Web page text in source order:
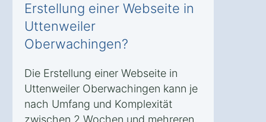
Erstellung einer Webseite in
Uttenweiler
Oberwachingen?
Die Erstellung einer Webseite in
Uttenweiler Oberwachingen kann je
nach Umfang und Komplexität
zwischen 2 Wochen und mehreren